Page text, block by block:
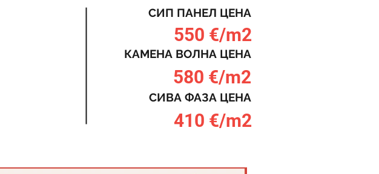
СИП ПАНЕЛ ЦЕНА
550 €/m2
КАМЕНА ВОЛНА ЦЕНА
580 €/m2
СИВА ФАЗА ЦЕНА
410 €/m2